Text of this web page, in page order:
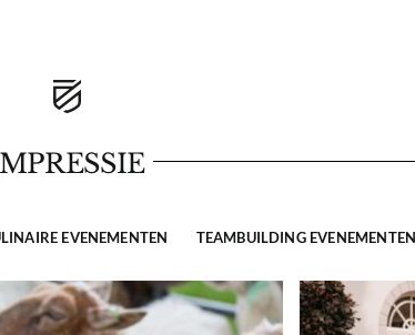
EVENEMENTEN TEAMBUILDING EVENEMENTEN